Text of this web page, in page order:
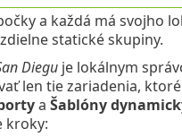
a každá má svojho
statické skupiny.
Dieguje lokálnym
len tie zariadenia,
a Šablóny
kroky: